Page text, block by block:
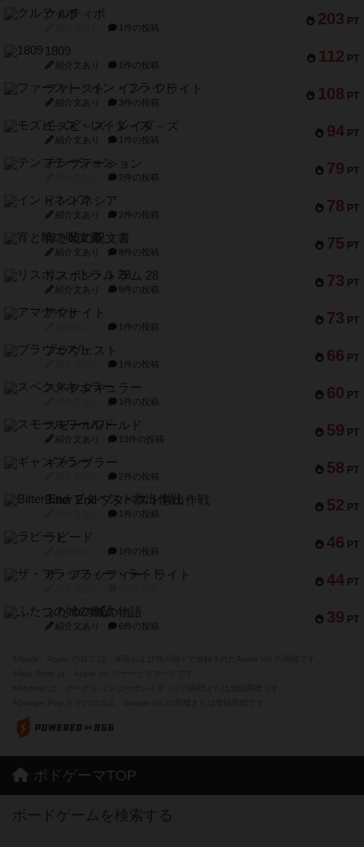
203 PT
クルティボ
1件の投稿
112 PT
1809
紹介文あり 1件の投稿
108 PT
ファースト・イン・フライト
紹介文あり 3件の投稿
94 PT
モズビ－ズ・レイダ－ズ
紹介文あり 1件の投稿
79 PT
テンプテーション
2件の投稿
78 PT
インドネシア
紹介文あり 2件の投稿
75 PT
宵と暁の呪文書
紹介文あり 8件の投稿
73 PT
リスボン・トラム 28
紹介文あり 9件の投稿
73 PT
アマナイト
1件の投稿
66 PT
ブラヴェスト
1件の投稿
60 PT
スペクタキュラー
1件の投稿
59 PT
スモールワールド
紹介文あり 13件の投稿
58 PT
ギャンブラー
2件の投稿
52 PT
Bitter End ブタペスト救出作戦
1件の投稿
46 PT
ラピード
1件の投稿
44 PT
ザ・フラッフィー・ライト
39 PT
ふたつの城の物語
紹介文あり 6件の投稿
ボドゲーマTOP
ボードゲームを検索する